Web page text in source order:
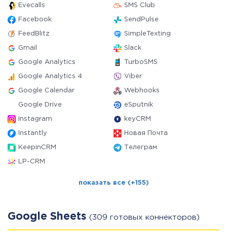
Evecalls SMS Club
Facebook SendPulse
FeedBlitz SimpleTexting
Gmail Slack
Google Analytics TurboSMS
Google Analytics 4 Viber
Google Calendar Webhooks
Google Drive eSputnik
Instagram keyCRM
Instantly Новая Почта
KeepinCRM Телеграм
LP-CRM
показать все (+155)
Google Sheets (309 готовых коннекторов)